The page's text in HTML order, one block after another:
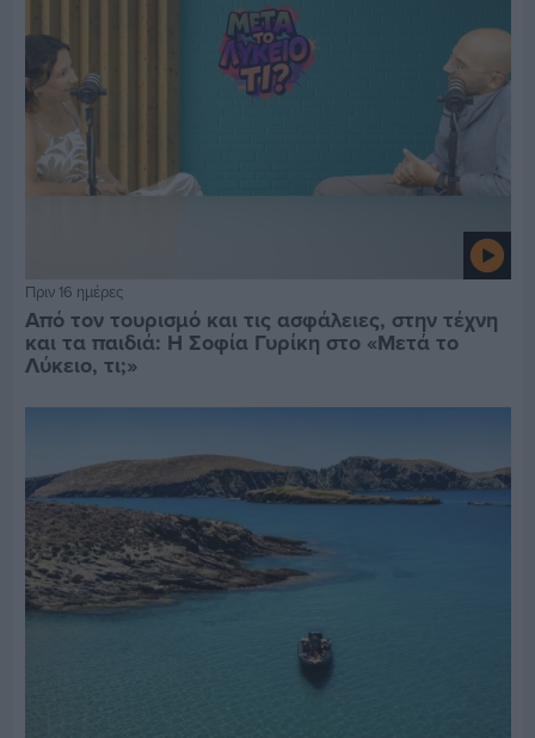
Πριν 16 ημέρες
Από τον τουρισμό και τις ασφάλειες, στην τέχνη
και τα παιδιά: Η Σοφία Γυρίκη στο «Μετά το
Λύκειο, τι;»